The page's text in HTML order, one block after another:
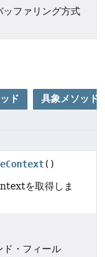
ッファリング方式
ド 具象メソッド
()
を取得しま
ド・フィール